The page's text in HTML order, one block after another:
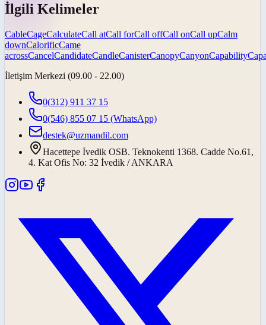
İlgili Kelimeler
CableCageCalculateCall atCall forCall offCall onCall upCalm
downCalorificCame
acrossCancelCandidateCandleCanisterCanopyCanyonCapability
İletişim Merkezi (09.00 - 22.00)
0(312) 911 37 15
0(546) 855 07 15 (WhatsApp)
destek@uzmandil.com
Hacettepe İvedik OSB. Teknokenti 1368. Cadde No.61,
4. Kat Ofis No: 32 İvedik / ANKARA